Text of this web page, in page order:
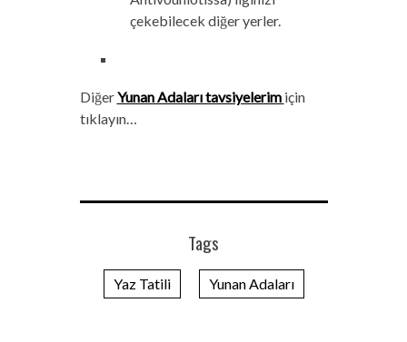
çekebilecek diğer yerler.
DiğerYunan Adaları tavsiyelerim için
tıklayın…
Tags
Yaz Tatili Yunan Adaları